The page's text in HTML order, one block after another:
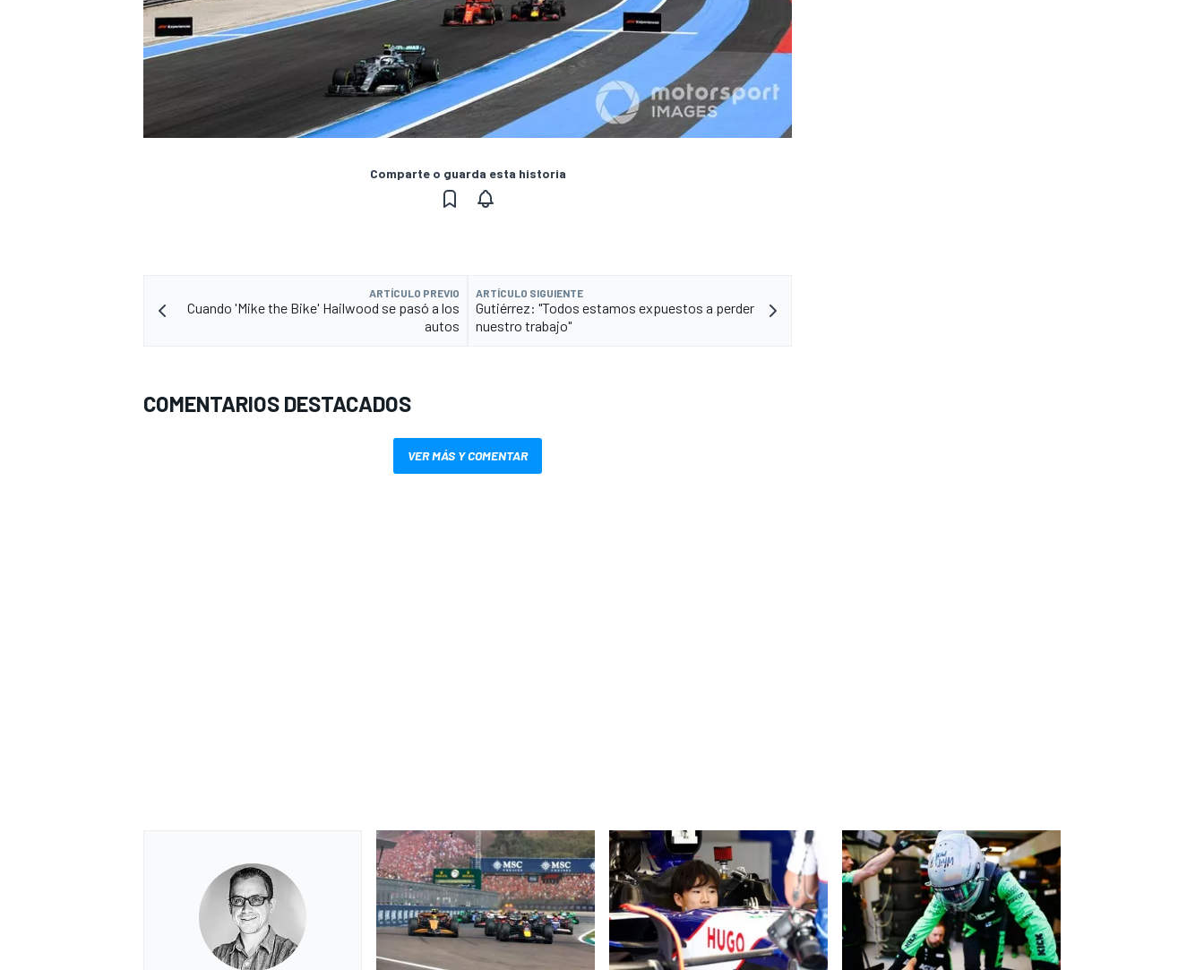
MÁS CATEGORÍAS
Comparte o guarda esta historia
ARTÍCULO PREVIO
Cuando 'Mike the Bike' Hailwood se pasó a los
autos
ARTÍCULO SIGUIENTE
Gutiérrez: "Todos estamos expuestos a perder
nuestro trabajo"
COMENTARIOS DESTACADOS
VER MÁS Y COMENTAR